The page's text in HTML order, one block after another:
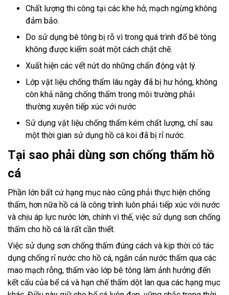
Chất lượng thi công tại các khe hở, mạch ngừng không
đảm bảo.
Do sử dụng bê tông bị rỗ vì trong quá trình đổ bê tông
không được kiểm soát một cách chặt chẽ.
Xuất hiện các vết nứt do những chấn động vật lý.
Lớp vật liệu chống thấm lâu ngày đã bị hư hỏng, không
còn khả năng chống thấm trong môi trường phải
thường xuyên tiếp xúc với nước
Sử dụng vật liệu chống thấm kém chất lượng, chỉ sau
một thời gian sử dụng hồ cá koi đã bị rỉ nước.
Tại sao phải dùng sơn chống thấm hồ
cá
Phần lớn bất cứ hạng mục nào cũng phải thực hiện chống
thấm, hơn nữa hồ cá là công trình luôn phải tiếp xúc với nước
và chịu áp lực nước lớn, chính vì thế, việc sử dụng sơn chống
thấm cho hồ cá là rất cần thiết.
Việc sử dụng sơn chống thấm đúng cách và kịp thời có tác
dụng chống rỉ nước cho hồ cá, ngăn cản nước thấm qua các
mao mạch rỗng, thấm vào lớp bê tông làm ảnh hưởng đến
kết cấu của bể cá và hạn chế thấm dột lan qua các hạng mục